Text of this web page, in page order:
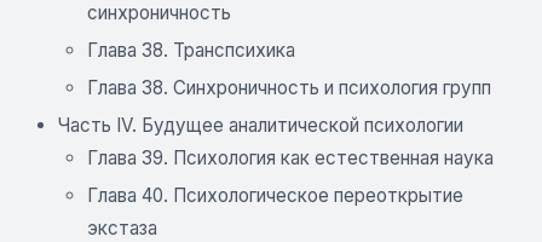
синхроничность
Глава 38. Транспсихика
Глава 38. Синхроничность и психология групп
Часть IV. Будущее аналитической психологии
Глава 39. Психология как естественная наука
Глава 40. Психологическое переоткрытие
экстаза